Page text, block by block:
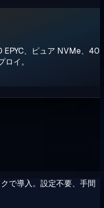
EPYC、ピュア NVMe、40
イ。
で導入。設定不要、手間